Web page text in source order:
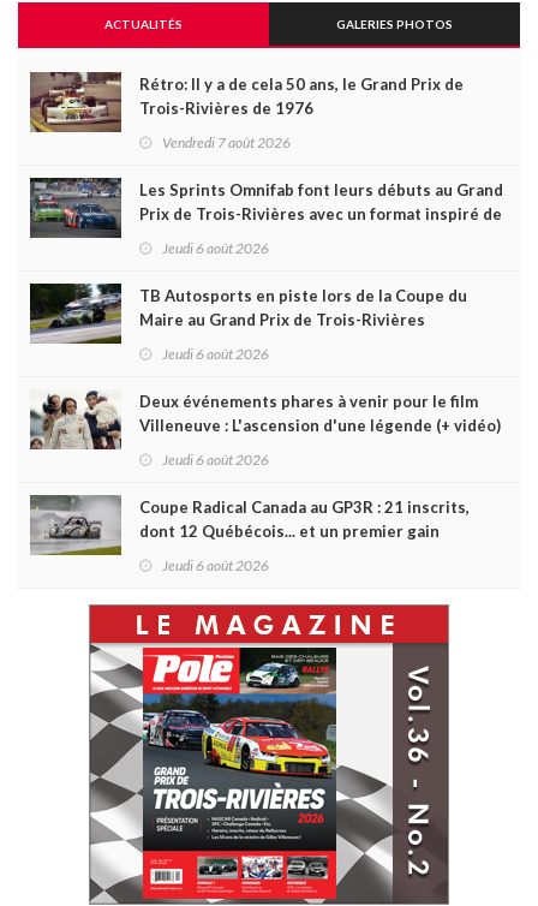
ACTUALITÉS GALERIES PHOTOS
Rétro: Il y a de cela 50 ans, le Grand Prix de
Trois-Rivières de 1976
Vendredi 7 août 2026
Les Sprints Omnifab font leurs débuts au Grand
Prix de Trois-Rivières avec un format inspiré de
Jeudi 6 août 2026
TB Autosports en piste lors de la Coupe du
Maire au Grand Prix de Trois-Rivières
Jeudi 6 août 2026
Deux événements phares à venir pour le film
Villeneuve : L'ascension d'une légende (+ vidéo)
Jeudi 6 août 2026
Coupe Radical Canada au GP3R : 21 inscrits,
dont 12 Québécois... et un premier gain
Jeudi 6 août 2026